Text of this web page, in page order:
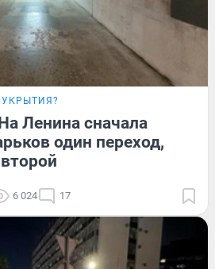
УКРЫТИЯ?
Ленина сначала
один переход,
6 024 17